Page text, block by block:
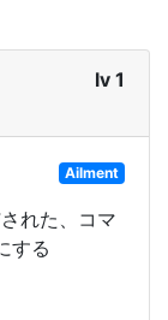
lv 1
Ailment
れた、コマ
する